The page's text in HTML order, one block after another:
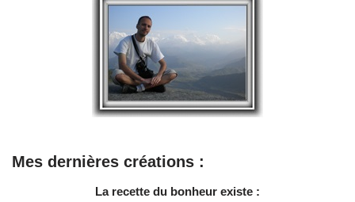
Mes dernières créations :
La recette du bonheur existe :